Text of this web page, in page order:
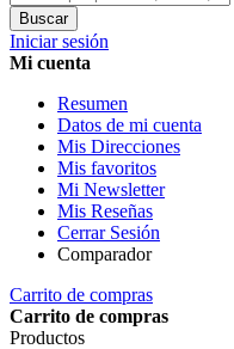
Buscar
Iniciar sesión
Mi cuenta
Resumen
Datos de mi cuenta
Mis Direcciones
Mis favoritos
Mi Newsletter
Mis Reseñas
Cerrar Sesión
Comparador
Carrito de compras
Carrito de compras
Productos